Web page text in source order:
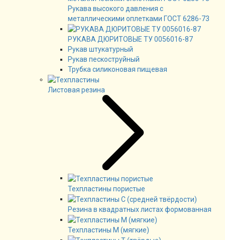
Рукава высокого давления с
металлическими оплетками ГОСТ 6286-73
РУКАВА ДЮРИТОВЫЕ ТУ 0056016-87
Рукав штукатурный
Рукав пескоструйный
Трубка силиконовая пищевая
Листовая резина
Техпластины пористые
Резина в квадратных листах формованная
Техпластины М (мягкие)